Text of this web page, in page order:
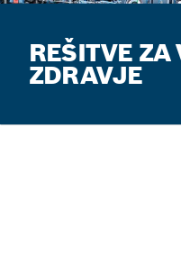
REŠITVE ZA
ZDRAVJE